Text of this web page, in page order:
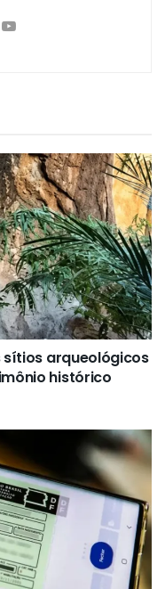
arqueológicos
histórico